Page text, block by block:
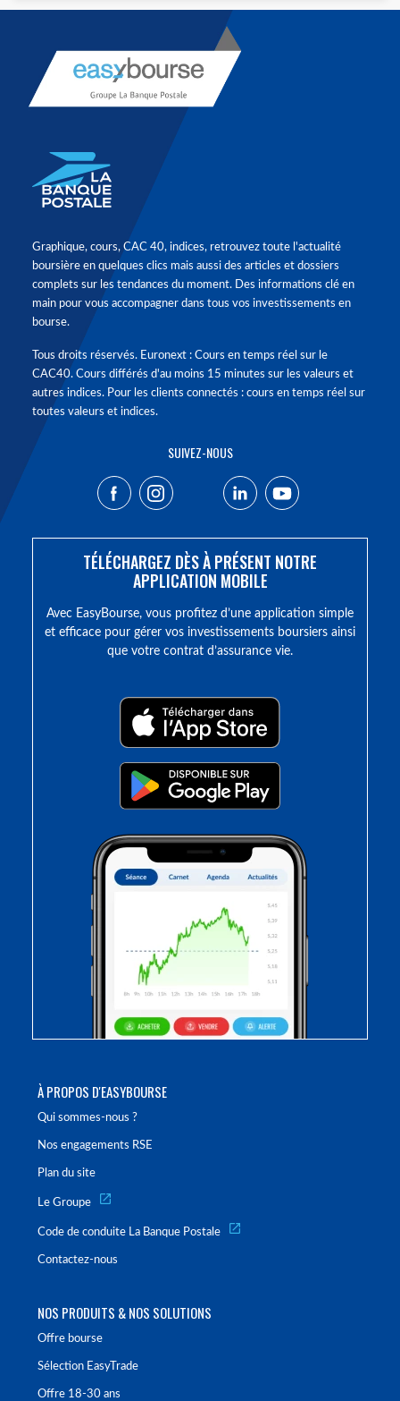
À PROPOS D'EASYBOURSE
Qui sommes-nous ?
Nos engagements RSE
Plan du site
Le Groupe
Code de conduite La Banque Postale
Contactez-nous
NOS PRODUITS & NOS SOLUTIONS
Offre bourse
Sélection EasyTrade
Offre 18-30 ans
Graphique, cours, CAC 40, indices, retrouvez toute l'actualité
boursière en quelques clics mais aussi des articles et dossiers
complets sur les tendances du moment. Des informations clé en
main pour vous accompagner dans tous vos investissements en
bourse.
Tous droits réservés. Euronext : Cours en temps réel sur le
CAC40. Cours différés d'au moins 15 minutes sur les valeurs et
autres indices. Pour les clients connectés : cours en temps réel sur
toutes valeurs et indices.
SUIVEZ-NOUS
TÉLÉCHARGEZ DÈS À PRÉSENT NOTRE
APPLICATION MOBILE
Avec EasyBourse, vous profitez d’une application simple
et efficace pour gérer vos investissements boursiers ainsi
que votre contrat d’assurance vie.